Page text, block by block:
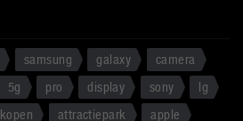
samsung galaxy
camera
5g pro display sony
lg
kopen attractiepark
apple